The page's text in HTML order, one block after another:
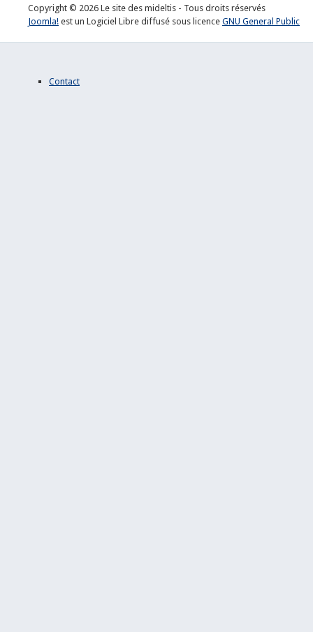
Copyright © 2026 Le site des mideltis - Tous droits réservés
Joomla! est un Logiciel Libre diffusé sous licence GNU General Public
Contact